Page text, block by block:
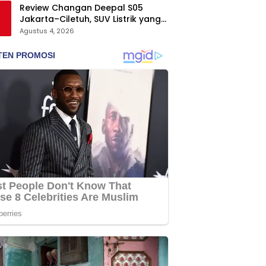
Review Changan Deepal S05
Jakarta–Ciletuh, SUV Listrik yang
Nyaman dan Fun to Drive
Agustus 4, 2026